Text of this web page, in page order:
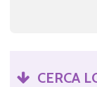
CERCA